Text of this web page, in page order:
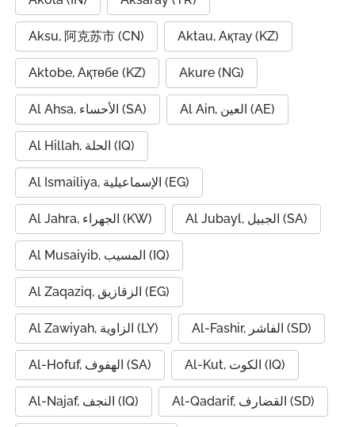
Aksu, 阿克苏市 (CN) Aktau, Ақтау (KZ)
Aktobe, Ақтөбе (KZ) Akure (NG)
Al Ahsa, الأحساء (SA) Al Ain, العين (AE)
Al Hillah, الحلة (IQ)
Al Ismailiya, الإسماعيلية (EG)
Al Jahra, الجهراء (KW) Al Jubayl, الجبيل (SA)
Al Musaiyib, المسيب (IQ)
Al Zaqaziq, الزقازيق (EG)
Al Zawiyah, الزاوية (LY) Al-Fashir, الفاشر (SD)
Al-Hofuf, الهفوف (SA) Al-Kut, الكوت (IQ)
Al-Najaf, النجف (IQ) Al-Qadarif, القضارف (SD)